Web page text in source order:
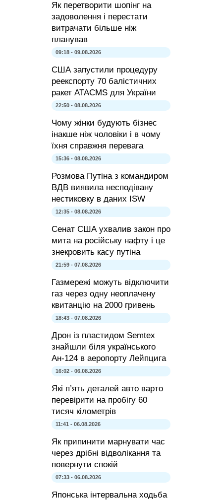
Як перетворити шопінг на
задоволення і перестати
витрачати більше ніж
планував
09:18 - 09.08.2026
США запустили процедуру
реекспорту 70 балістичних
ракет ATACMS для України
22:50 - 08.08.2026
Чому жінки будують бізнес
інакше ніж чоловіки і в чому
їхня справжня перевага
15:36 - 08.08.2026
Розмова Путіна з командиром
ВДВ виявила несподівану
нестиковку в даних ISW
12:35 - 08.08.2026
Сенат США ухвалив закон про
мита на російську нафту і це
знекровить касу путіна
21:59 - 07.08.2026
Газмережі можуть відключити
газ через одну неоплачену
квитанцію на 2000 гривень
18:43 - 07.08.2026
Дрон із пластидом Semtex
знайшли біля українського
Ан-124 в аеропорту Лейпцига
16:02 - 06.08.2026
Які п’ять деталей авто варто
перевірити на пробігу 60
тисяч кілометрів
11:41 - 06.08.2026
Як припинити марнувати час
через дрібні відволікання та
повернути спокій
07:33 - 06.08.2026
Японська інтервальна ходьба